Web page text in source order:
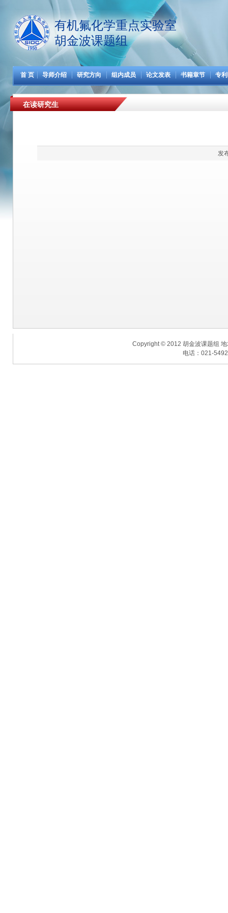
有机氟化学重点实验室
胡金波课题组
首 页 导师介绍 研究方向 组内成员 论文发表 书籍章节 专
在读研究生
发
Copyright © 2012 胡金波课题组
电话：021-